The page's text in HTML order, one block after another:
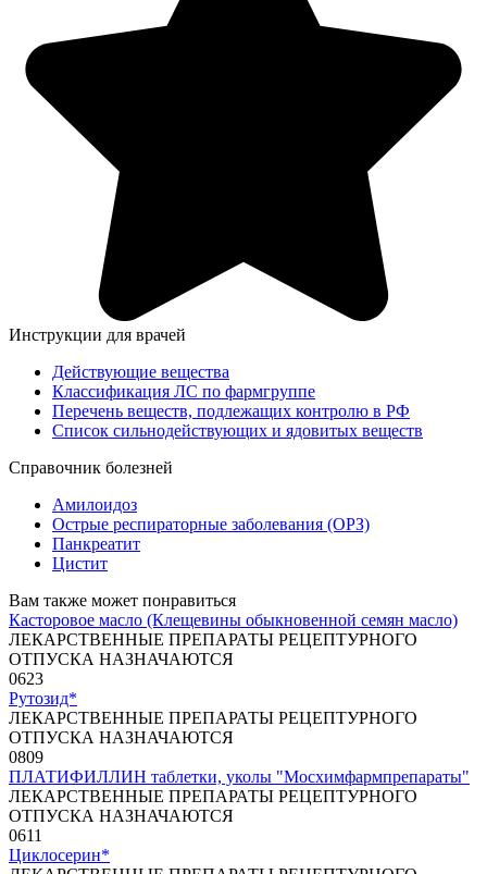
Инструкции для врачей
Действующие вещества
Классификация ЛС по фармгруппе
Перечень веществ, подлежащих контролю в РФ
Список сильнодействующих и ядовитых веществ
Справочник болезней
Амилоидоз
Острые респираторные заболевания (ОРЗ)
Панкреатит
Цистит
Вам также может понравиться
Касторовое масло (Клещевины обыкновенной семян масло)
ЛЕКАРСТВЕННЫЕ ПРЕПАРАТЫ РЕЦЕПТУРНОГО
ОТПУСКА НАЗНАЧАЮТСЯ
0623
Рутозид*
ЛЕКАРСТВЕННЫЕ ПРЕПАРАТЫ РЕЦЕПТУРНОГО
ОТПУСКА НАЗНАЧАЮТСЯ
0809
ПЛАТИФИЛЛИН таблетки, уколы "Мосхимфармпрепараты"
ЛЕКАРСТВЕННЫЕ ПРЕПАРАТЫ РЕЦЕПТУРНОГО
ОТПУСКА НАЗНАЧАЮТСЯ
0611
Циклосерин*